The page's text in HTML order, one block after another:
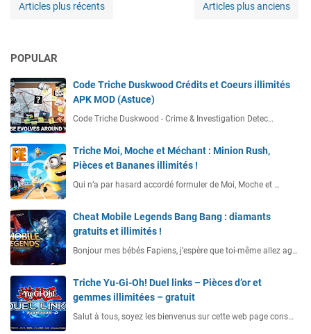
Articles plus récents Articles plus anciens
POPULAR
Code Triche Duskwood Crédits et Coeurs illimités
APK MOD (Astuce)
Code Triche Duskwood - Crime & Investigation Detec…
Triche Moi, Moche et Méchant : Minion Rush,
Pièces et Bananes illimités !
Qui n’a par hasard accordé formuler de Moi, Moche et …
Cheat Mobile Legends Bang Bang : diamants
gratuits et illimités !
Bonjour mes bébés Fapiens, j’espère que toi-même allez ag…
Triche Yu-Gi-Oh! Duel links – Pièces d’or et
gemmes illimitées – gratuit
Salut à tous, soyez les bienvenus sur cette web page cons…